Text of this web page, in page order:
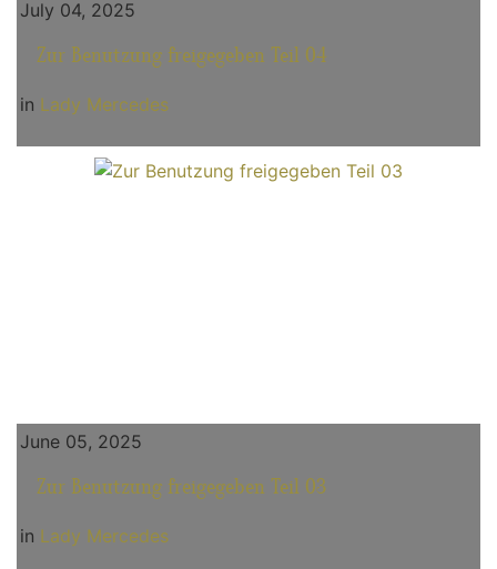
July 04, 2025
Zur Benutzung freigegeben Teil 04
in Lady Mercedes
June 05, 2025
Zur Benutzung freigegeben Teil 03
in Lady Mercedes